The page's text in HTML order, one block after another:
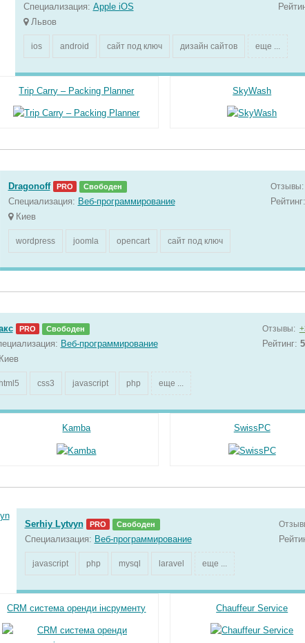
Специализация: Apple iOS
Львов
ios android сайт под ключ дизайн сайтов еще ...
Trip Carry – Packing Planner SkyWash
Dragonoff PRO Свободен
Специализация: Веб-программирование
Киев
Отзывы:
wordpress joomla opencart сайт под ключ
PRO Свободен
Веб-программирование
Отзывы:
Рейтинг:
html5 css3 javascript php еще ...
Kamba SwissPC
Serhiy Lytvyn PRO Свободен
Специализация: Веб-программирование
javascript php mysql laravel еще ...
CRM система оренди інсрументу Chauffeur Service